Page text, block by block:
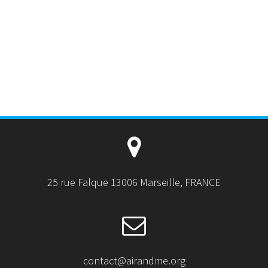
25 rue Falque 13006 Marseille, FRANCE
contact@airandme.org